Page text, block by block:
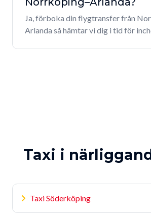
Ja, förboka din flygtransfer från
Arlanda så hämtar vi dig i tid för
Taxi i
Taxi Söderköping